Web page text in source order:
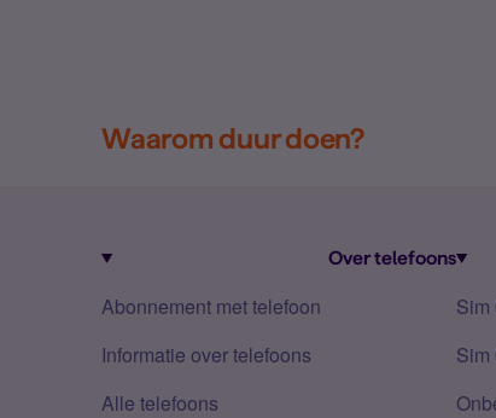
Waarom duur doen?
Over telefoons
Abonnement met telefoon
Informatie over telefoons
Alle telefoons
Sim
Sim